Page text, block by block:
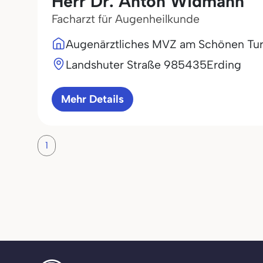
Facharzt für Augenheilkunde
Augenärztliches MVZ am Schönen
Landshuter Straße 985435Erding
Mehr Details
1